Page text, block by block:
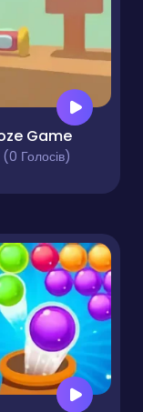
Game
Голосів)